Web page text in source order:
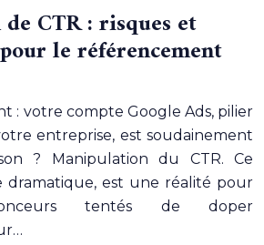
CTR : risques et
le référencement
: votre compte Google Ads, pilier
entreprise, est soudainement
? Manipulation du CTR. Ce
dramatique, est une réalité pour
tentés de doper